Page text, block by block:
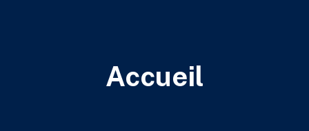
Accueil